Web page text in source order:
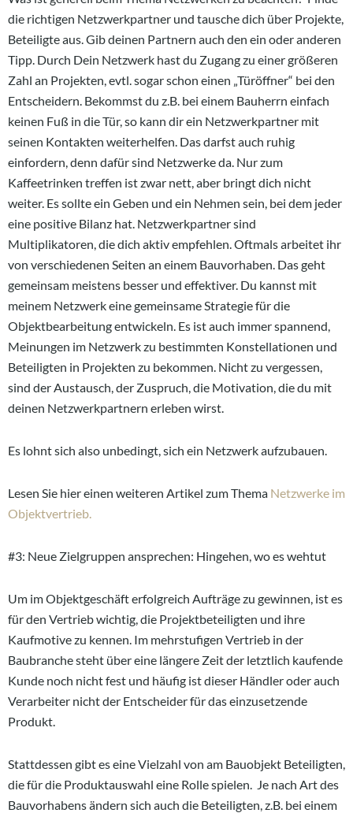
die richtigen Netzwerkpartner und tausche dich über Projekte,
Beteiligte aus. Gib deinen Partnern auch den ein oder anderen
Tipp. Durch Dein Netzwerk hast du Zugang zu einer größeren
Zahl an Projekten, evtl. sogar schon einen „Türöffner“ bei den
Entscheidern. Bekommst du z.B. bei einem Bauherrn einfach
keinen Fuß in die Tür, so kann dir ein Netzwerkpartner mit
seinen Kontakten weiterhelfen. Das darfst auch ruhig
einfordern, denn dafür sind Netzwerke da. Nur zum
Kaffeetrinken treffen ist zwar nett, aber bringt dich nicht
weiter. Es sollte ein Geben und ein Nehmen sein, bei dem jeder
eine positive Bilanz hat. Netzwerkpartner sind
Multiplikatoren, die dich aktiv empfehlen. Oftmals arbeitet ihr
von verschiedenen Seiten an einem Bauvorhaben. Das geht
gemeinsam meistens besser und effektiver. Du kannst mit
meinem Netzwerk eine gemeinsame Strategie für die
Objektbearbeitung entwickeln. Es ist auch immer spannend,
Meinungen im Netzwerk zu bestimmten Konstellationen und
Beteiligten in Projekten zu bekommen. Nicht zu vergessen,
sind der Austausch, der Zuspruch, die Motivation, die du mit
deinen Netzwerkpartnern erleben wirst.
Es lohnt sich also unbedingt, sich ein Netzwerk aufzubauen.
Lesen Sie hier einen weiteren Artikel zum Thema Netzwerke im
Objektvertrieb.
#3: Neue Zielgruppen ansprechen: Hingehen, wo es wehtut
Um im Objektgeschäft erfolgreich Aufträge zu gewinnen, ist es
für den Vertrieb wichtig, die Projektbeteiligten und ihre
Kaufmotive zu kennen. Im mehrstufigen Vertrieb in der
Baubranche steht über eine längere Zeit der letztlich kaufende
Kunde noch nicht fest und häufig ist dieser Händler oder auch
Verarbeiter nicht der Entscheider für das einzusetzende
Produkt.
Stattdessen gibt es eine Vielzahl von am Bauobjekt Beteiligten,
die für die Produktauswahl eine Rolle spielen. Je nach Art des
Bauvorhabens ändern sich auch die Beteiligten, z.B. bei einem